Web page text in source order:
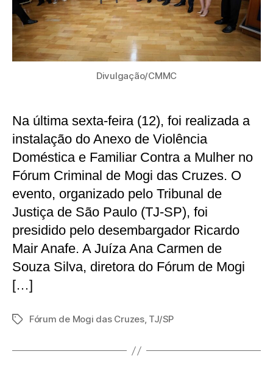
Divulgação/CMMC
Na última sexta-feira (12), foi realizada a
instalação do Anexo de Violência
Doméstica e Familiar Contra a Mulher no
Fórum Criminal de Mogi das Cruzes. O
evento, organizado pelo Tribunal de
Justiça de São Paulo (TJ-SP), foi
presidido pelo desembargador Ricardo
Mair Anafe. A Juíza Ana Carmen de
Souza Silva, diretora do Fórum de Mogi
[…]
TagsFórum de Mogi das Cruzes, TJ/SP